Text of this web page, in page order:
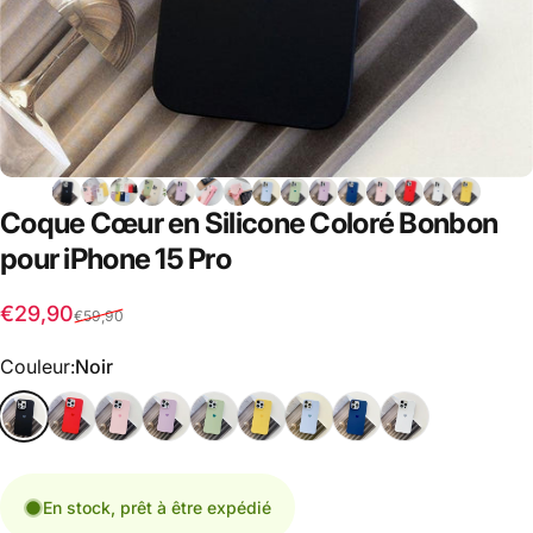
Coque Cœuren SiliconeColoréBonbon
pouriPhone15Pro
Prix promotionnel
€29,90
Prix habituel
€59,90
Couleur
Couleur:Noir
En stock, prêt à être expédié